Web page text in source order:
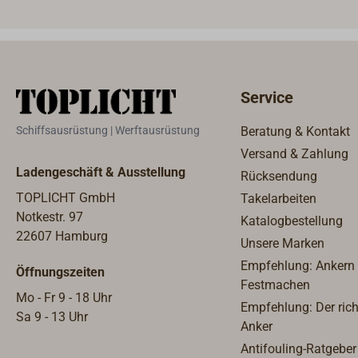
Kraftübertragung. Die Starlock-
FEIN-MULTIMASTER und für die
"Multitools" der Firmen BOSCH,
Makita, Hitachi, Metabo, AEG,
Skil etc. geeignet.
Schiffsausrüstung | Werftausrüstung
Ladengeschäft & Ausstellung
TOPLICHT GmbH
Notkestr. 97
22607 Hamburg
Öffnungszeiten
Mo - Fr 9 - 18 Uhr
Sa 9 - 13 Uhr
Service
Beratung & Kontakt
Versand & Zahlung
Rücksendung
Takelarbeiten
Katalogbestellung
Unsere Marken
Empfehlung: Ankern
Festmachen
Empfehlung: Der
Anker
Antifouling-Ratgeber